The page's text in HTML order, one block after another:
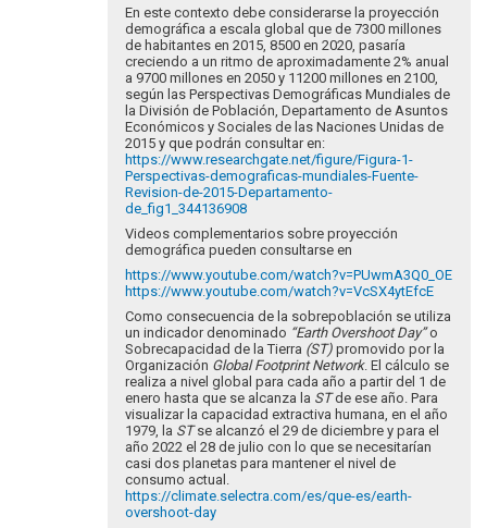
En este contexto debe considerarse la proyección
demográfica a escala global que de 7300 millones
de habitantes en 2015, 8500 en 2020, pasaría
creciendo a un ritmo de aproximadamente 2% anual
a 9700 millones en 2050 y 11200 millones en 2100,
según las Perspectivas Demográficas Mundiales de
la División de Población, Departamento de Asuntos
Económicos y Sociales de las Naciones Unidas de
2015 y que podrán consultar en:
https://www.researchgate.net/figure/Figura-1-
Perspectivas-demograficas-mundiales-Fuente-
Revision-de-2015-Departamento-
de_fig1_344136908
Videos complementarios sobre proyección
demográfica pueden consultarse en
https://www.youtube.com/watch?v=PUwmA3Q0_OE
https://www.youtube.com/watch?v=VcSX4ytEfcE
Como consecuencia de la sobrepoblación se utiliza
un indicador denominado “Earth Overshoot Day”o
Sobrecapacidad de la Tierra (ST)promovido por la
Organización Global Footprint Network. El cálculo se
realiza a nivel global para cada año a partir del 1 de
enero hasta que se alcanza la STde ese año. Para
visualizar la capacidad extractiva humana, en el año
1979, la STse alcanzó el 29 de diciembre y para el
año 2022 el 28 de julio con lo que se necesitarían
casi dos planetas para mantener el nivel de
consumo actual.
https://climate.selectra.com/es/que-es/earth-
overshoot-day